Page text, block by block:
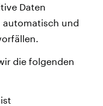
Daten
automatisch und
die folgenden